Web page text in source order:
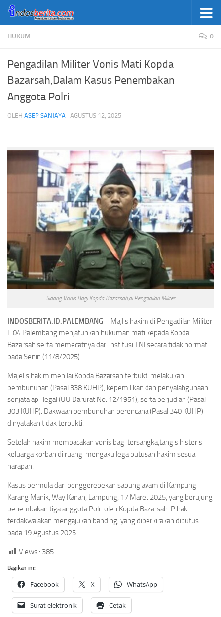
Skip to content
HUKUM 0
Pengadilan Militer Vonis Mati Kopda
Bazarsah,Dalam Kasus Penembakan
Anggota Polri
OLEH ASEP SANJAYA · AGUSTUS 12, 2025
Sidang Vonis Bagi Kopda Bazarsah,di Pengadilan Militer
INDOSBERITA.ID.PALEMBANG – Majlis hakim di Pengadilan Militer
I-04 Palembang menjatuhkan hukuman mati kepada Kopda
Bazarsah serta memecatnya dari institusi TNI secara tidak hormat
pada Senin (11/8/2025).
Majelis hakim menilai Kopda Bazarsah terbukti melakukan
pembunuhan (Pasal 338 KUHP), kepemilikan dan penyalahgunaan
senjata api ilegal (UU Darurat No. 12/1951), serta perjudian (Pasal
303 KUHP). Dakwaan pembunuhan berencana (Pasal 340 KUHP)
dinyatakan tidak terbukti.
Setelah hakim membacakan vonis bagi tersangka,tangis histeris
keluarga korban di ruang mengaku lega putusan hakim sesuai
harapan.
Kasus bermula dari penggerebekan sabung ayam di Kampung
Karang Manik, Way Kanan, Lampung, 17 Maret 2025, yang berujung
penembakan tiga anggota Polri oleh Kopda Bazarsah. Pihak
terdakwa akan mengajukan banding, yang diperkirakan diputus
pada 19 Agustus 2025.
Views : 385
Bagikan ini:
Facebook X WhatsApp
Surat elektronik Cetak